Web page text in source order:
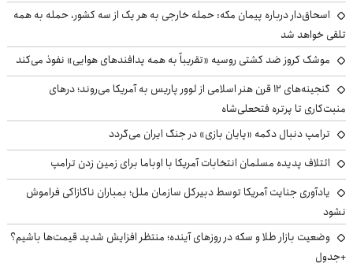
اسحاق‌دار درباره پیمان مکه: حمله خارجی به هر یک از سه کشور، حمله به همه
تلقی خواهد شد
موشک کروز ضد کشتی روسیه «تقریباً به همه پدافندهای هوایی» نفوذ می‌کند
گنجینه‌های ۱۲ قرن هنر اسلامی از لوور پاریس به آمریکا می‌روند؛ درهای
منبت‌کاری تا پرتره فتحعلی‌شاه
ترامپ دنبال دکمه «پایان بازی» در جنگ ایران می‌گردد
ائتلاف پدیده مسلمان انتخابات آمریکا با اوباما برای زمین زدن ترامپ
یادآوری جنایت آمریکا توسط دبیرکل سازمان ملل؛ بمباران ناکازاکی فراموش
نشود
وضعیت بازار طلا و سکه در روزهای آینده؛ منتظر افزایش شدید قیمت‌ها باشیم؟
+جدول